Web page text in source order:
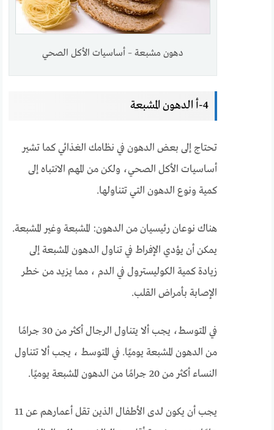
دهون مشبعة – أساسيات الأكل الصحي
4-أ الدهون المشبعة
تحتاج إلى بعض الدهون في نظامك الغذائي كما تشير
أساسيات الأكل الصحي، ولكن من المهم الانتباه إلى
كمية ونوع الدهون التي تتناولها.
هناك نوعان رئيسيان من الدهون: المشبعة وغير المشبعة.
يمكن أن يؤدي الإفراط في تناول الدهون المشبعة إلى
زيادة كمية الكوليسترول في الدم ، مما يزيد من خطر
الإصابة بأمراض القلب.
في المتوسط، يجب ألا يتناول الرجال أكثر من 30 جرامًا
من الدهون المشبعة يوميًا. في المتوسط ​​، يجب ألا تتناول
النساء أكثر من 20 جرامًا من الدهون المشبعة يوميًا.
يجب أن يكون لدى الأطفال الذين تقل أعمارهم عن 11